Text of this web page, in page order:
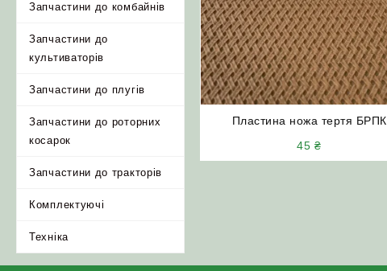
Запчастини до комбайнів
Запчастини до
культиваторів
Запчастини до плугів
Запчастини до роторних
косарок
Запчастини до тракторів
Комплектуючі
Техніка
Пластина ножа тертя БРПК
45₴